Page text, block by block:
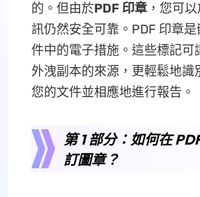
的。但由於PDF 印章，您可
訊仍然安全可靠。PDF 印章是
件中的電子措施。這些標記可
外洩副本的來源，更輕鬆地識
您的文件並相應地進行報告。
第 1 部分：如何在
訂圖章？